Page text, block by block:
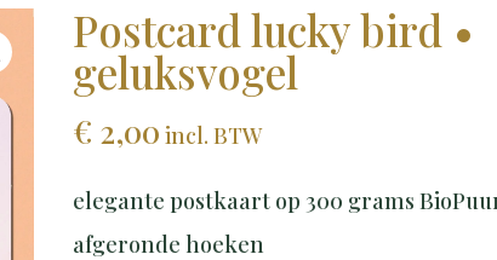
Postcard lucky bird •
geluksvogel
€ 2,00 incl. BTW
elegante postkaart op 300 grams
afgeronde hoeken